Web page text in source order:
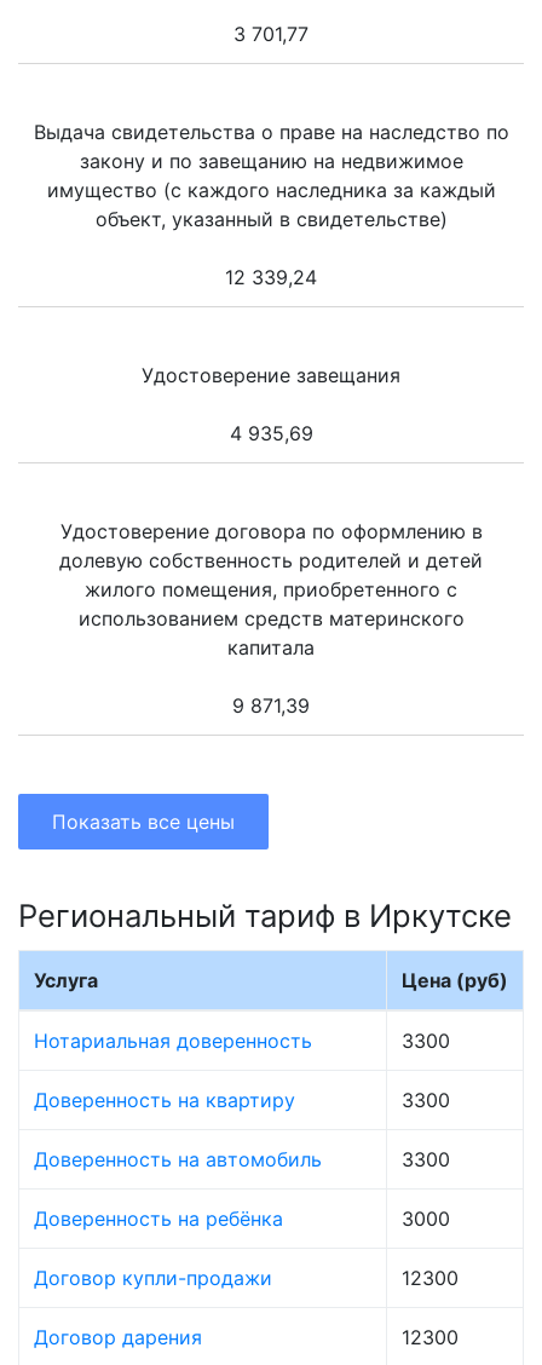
3 701,77
Выдача свидетельства о праве на наследство по
закону и по завещанию на недвижимое
имущество (с каждого наследника за каждый
объект, указанный в свидетельстве)
12 339,24
Удостоверение завещания
4 935,69
Удостоверение договора по оформлению в
долевую собственность родителей и детей
жилого помещения, приобретенного с
использованием средств материнского
капитала
9 871,39
Показать все цены
Региональный тариф в Иркутске
Услуга Цена (руб)
Нотариальная доверенность 3300
Доверенность на квартиру 3300
Доверенность на автомобиль 3300
Доверенность на ребёнка 3000
Договор купли-продажи 12300
Договор дарения 12300